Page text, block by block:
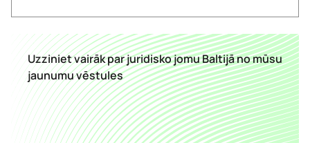
Uzziniet vairāk par juridisko jomu Baltijā no mūsu
jaunumu vēstules